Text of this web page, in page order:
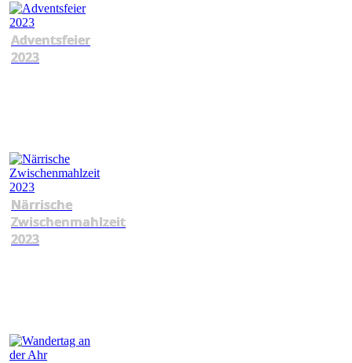
Adventsfeier
2023
Närrische
Zwischenmahlzeit
2023